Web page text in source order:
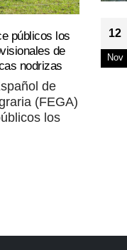
públicos los
de
nodrizas
de
(FEGA)
los
12
Nov